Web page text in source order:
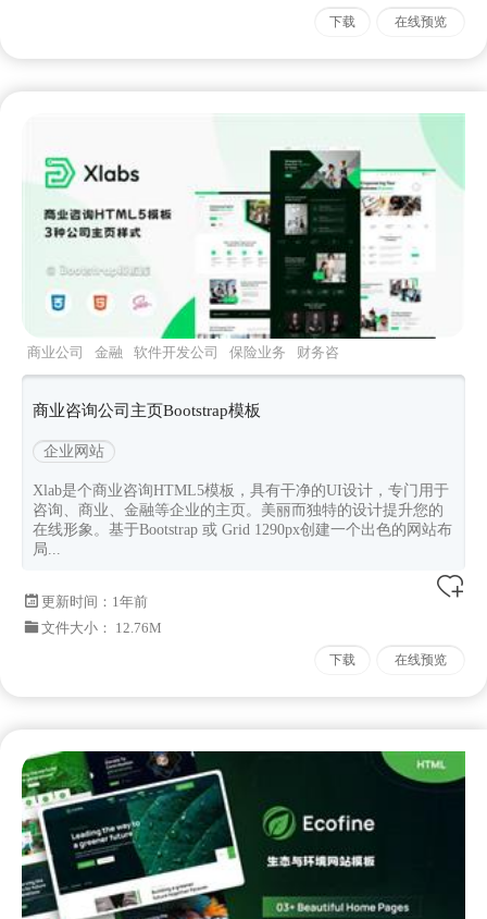
下载 在线预览
商业公司 金融 软件开发公司 保险业务
财务咨
询
商业咨询公司主页Bootstrap模板
企业网站
Xlab是个商业咨询HTML5模板，具有干净的UI设计，专门用于
咨询、商业、金融等企业的主页。美丽而独特的设计提升您的
在线形象。基于Bootstrap 或 Grid 1290px创建一个出色的网站布
局...
更新时间： 1年前
文件大小： 12.76M
下载 在线预览